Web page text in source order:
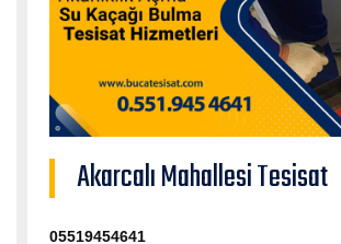
Akarcalı Mahallesi Tesisat
05519454641